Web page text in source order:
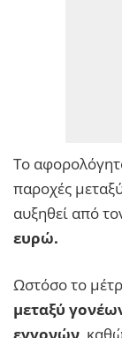
Το
παροχές
αυξηθεί από
ευρώ.
Ωστόσο το
μεταξύ